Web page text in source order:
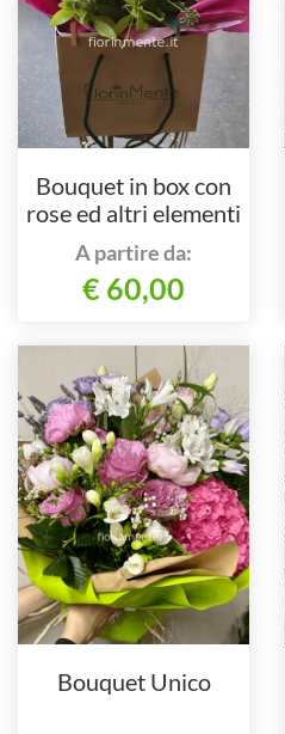
Bouquet in box con
rose ed altri elementi
floreali
A partire da:
€ 60,00
Bouquet Unico